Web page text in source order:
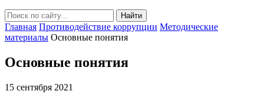
Найти
Главная Противодействие коррупции Методические
материалы Основные понятия
Основные понятия
15 сентября 2021